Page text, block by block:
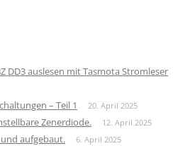
DD3 auslesen mit Tasmota Stromleser
– Teil 1 20. April 2025
Zenerdiode. 12. April 2025
aufgebaut. 6. April 2025